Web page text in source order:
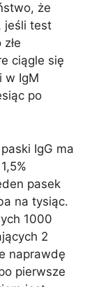
że
jeśli test
ciągle się
w IgM
po
IgG ma
pasek
na tysiąc.
1000
2
naprawdę
pierwsze